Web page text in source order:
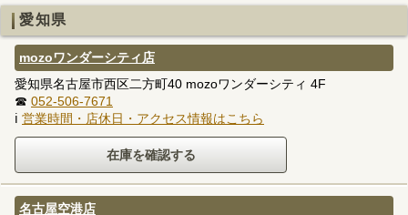
愛知県
mozoワンダーシティ店
愛知県名古屋市西区二方町40 mozoワンダーシティ 4F
☎ 052-506-7671
ℹ 営業時間・店休日・アクセス情報はこちら
名古屋空港店